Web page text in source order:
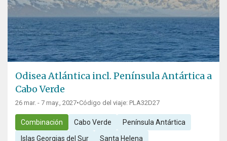
Odisea Atlántica incl. Península Antártica a
Cabo Verde
26 mar. - 7 may., 2027•Código del viaje: PLA32D27
Combinación Cabo Verde Península Antártica
Islas Georgias del Sur Santa Helena